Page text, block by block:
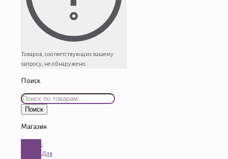
Товаров, соответствующих вашему
запросу, не обнаружено.
Поиск
Искать:
Поиск
Магазин
-
Для